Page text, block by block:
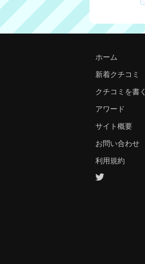
ホーム
新着クチコミ
クチコミを書く
アワード
サイト概要
お問い合わせ
利用規約